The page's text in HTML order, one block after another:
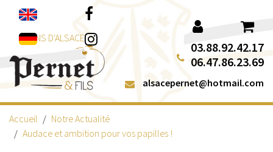
Aller au contenu
VINS D'ALSACE
03.88.92.42.17
06.47.86.23.69
alsacepernet@hotmail.com
Accueil
Notre Actualité
Audace et ambition pour vos papilles !
Facebook
Instagram